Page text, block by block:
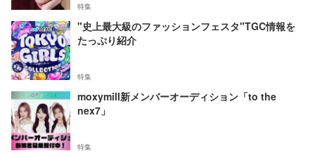
特集
"史上最大級のファッションフェスタ"TGC情報を
たっぷり紹介
特集
moxymill新メンバーオーディション「to the
nex7」
特集